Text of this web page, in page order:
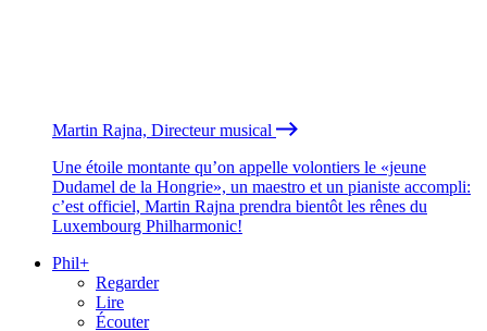
Martin Rajna, Directeur musical
Une étoile montante qu’on appelle volontiers le «jeune
Dudamel de la Hongrie», un maestro et un pianiste accompli:
c’est officiel, Martin Rajna prendra bientôt les rênes du
Luxembourg Philharmonic!
Phil+
Regarder
Lire
Écouter